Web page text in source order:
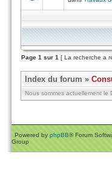
Page 1 sur 1 [ La recherche a
Index du forum »
Nous sommes actuellement
Powered by phpBB® Forum
Group